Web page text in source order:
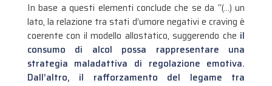
In base a questi elementi conclude che se da “(…) un
lato, la relazione tra stati d’umore negativi e craving è
coerente con il modello allostatico, suggerendo che il
consumo di alcol possa rappresentare una
strategia maladattiva di regolazione emotiva.
Dall’altro, il rafforzamento del legame tra